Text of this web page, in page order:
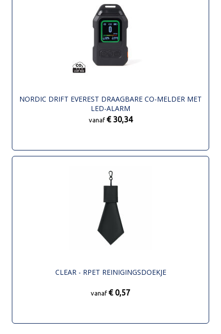
NORDIC DRIFT EVEREST DRAAGBARE CO-MELDER MET
LED-ALARM
vanaf € 30,34
CLEAR - RPET REINIGINGSDOEKJE
vanaf € 0,57